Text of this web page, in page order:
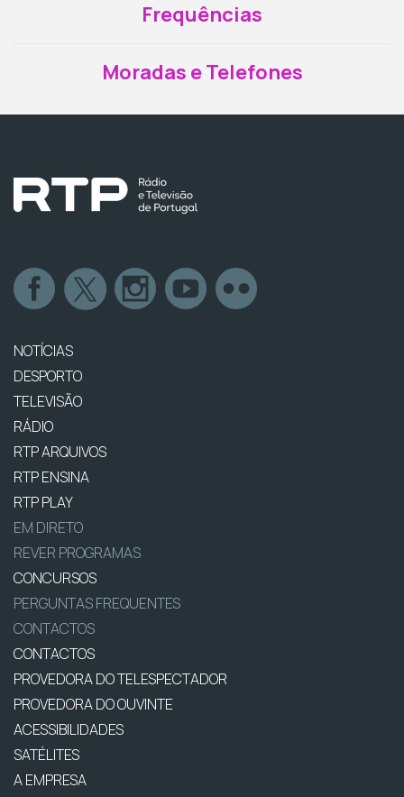
Frequências
Moradas e Telefones
NOTÍCIAS
DESPORTO
TELEVISÃO
RÁDIO
RTP ARQUIVOS
RTP ENSINA
RTP PLAY
EM DIRETO
REVER PROGRAMAS
CONCURSOS
PERGUNTAS FREQUENTES
CONTACTOS
CONTACTOS
PROVEDORA DO TELESPECTADOR
PROVEDORA DO OUVINTE
ACESSIBILIDADES
SATÉLITES
A EMPRESA